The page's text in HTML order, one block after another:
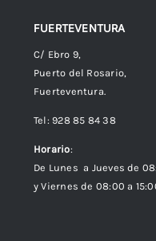
FUERTEVENTURA
C/ Ebro 9,
Puerto del Rosario,
Fuerteventura.
Tel: 928 85 84 38
Horario:
De Lunes a Jueves de
y Viernes de 08:00 a